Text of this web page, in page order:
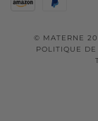
© MATERNE
POLITIQUE